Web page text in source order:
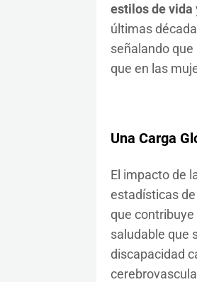
estilos de vida
últimas
señalando
que en las
Una Carga
El impacto de
estadísticas
que contribuye
saludable que
discapacidad